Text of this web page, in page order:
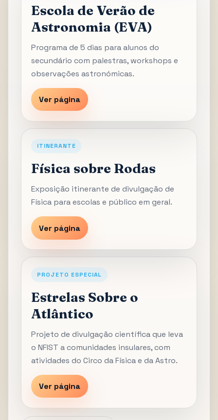
Escola de Verão de
Astronomia (EVA)
Programa de 5 dias para alunos do
secundário com palestras, workshops e
observações astronómicas.
Ver página
ITINERANTE
Física sobre Rodas
Exposição itinerante de divulgação de
Física para escolas e público em geral.
Ver página
PROJETO ESPECIAL
Estrelas Sobre o
Atlântico
Projeto de divulgação científica que leva
o NFIST a comunidades insulares, com
atividades do Circo da Física e da Astro.
Ver página